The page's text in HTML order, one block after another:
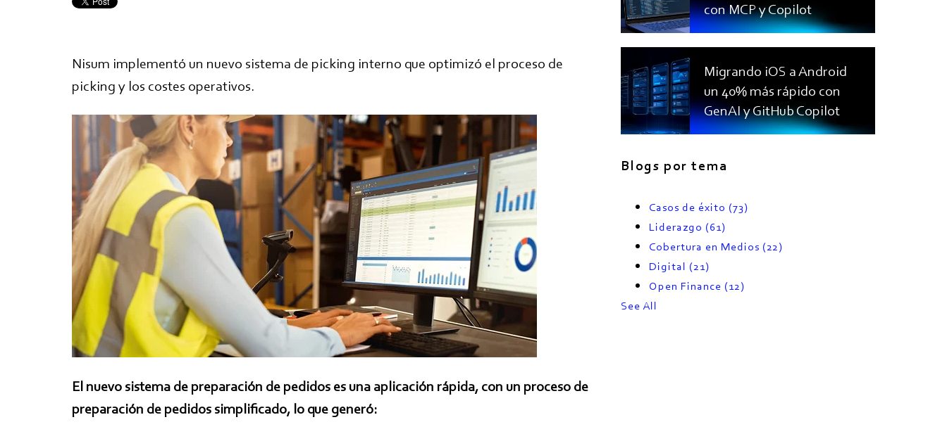
Nisum implementó un nuevo sistema de picking interno que optimizó el proceso de
picking y los costes operativos.
El nuevo sistema de preparación de pedidos es una aplicación rápida, con un proceso de
preparación de pedidos simplificado, lo que generó:
con MCP y Copilot
Migrando iOS a Android
un 40% más rápido con
GenAI y GitHub Copilot
Blogs por tema
Casos de éxito (73)
Liderazgo (61)
Cobertura en Medios (22)
Digital (21)
Open Finance (12)
See All